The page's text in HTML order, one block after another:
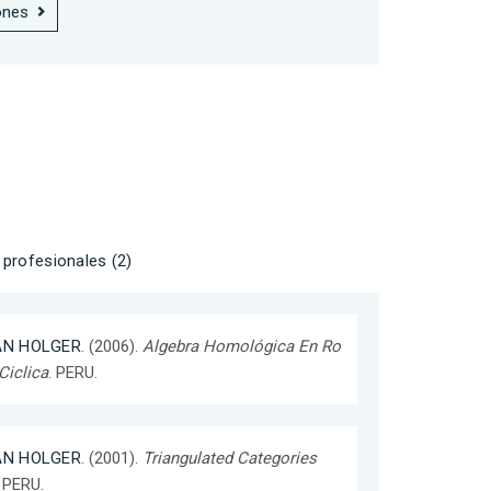
(2)
HOLGER. (2006). Algebra Homológica En Ro
. PERU.
HOLGER. (2001). Triangulated Categories